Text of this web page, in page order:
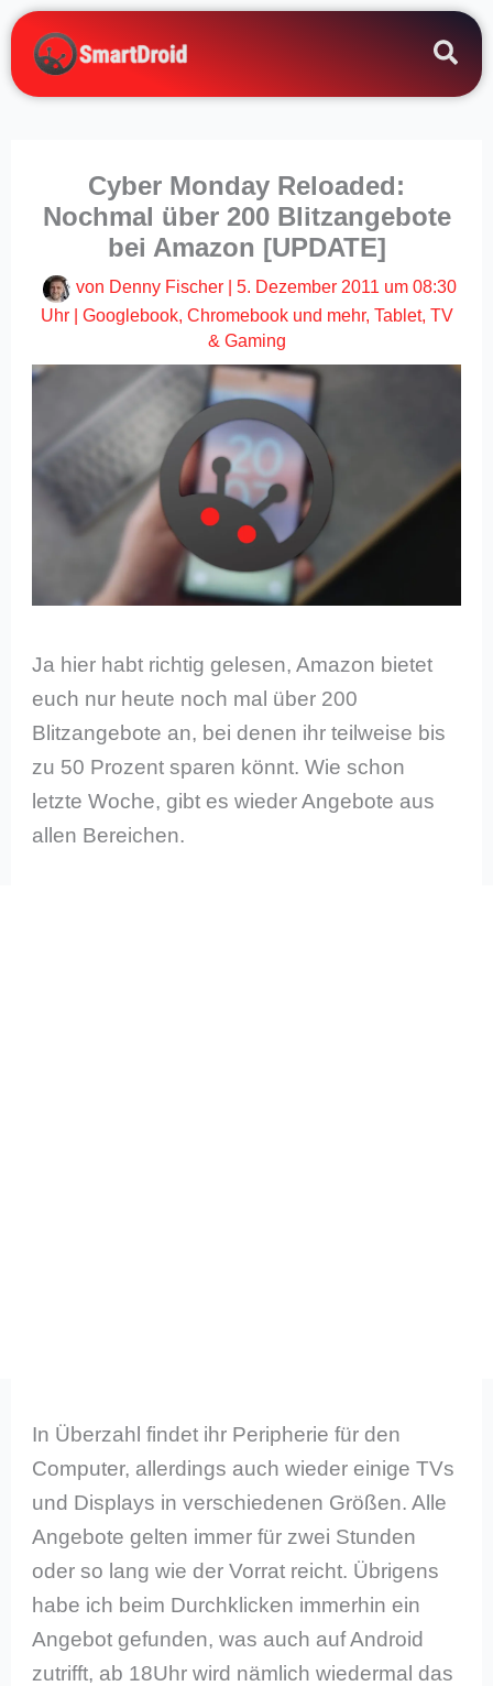
Zum
Inhalt
springen
Cyber Monday Reloaded:
Nochmal über 200 Blitzangebote
bei Amazon [UPDATE]
von Denny Fischer
5. Dezember 2011 um 08:30
Uhr| Googlebook, Chromebook und mehr, Tablet, TV
& Gaming
Ja hier habt richtig gelesen, Amazon bietet
euch nur heute noch mal über 200
Blitzangebote an, bei denen ihr teilweise bis
zu 50 Prozent sparen könnt. Wie schon
letzte Woche, gibt es wieder Angebote aus
allen Bereichen.
In Überzahl findet ihr Peripherie für den
Computer, allerdings auch wieder einige TVs
und Displays in verschiedenen Größen. Alle
Angebote gelten immer für zwei Stunden
oder so lang wie der Vorrat reicht. Übrigens
habe ich beim Durchklicken immerhin ein
Angebot gefunden, was auch auf Android
zutrifft, ab 18Uhr wird nämlich wiedermal das